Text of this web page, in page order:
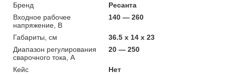
Бренд
Ресанта
Входное рабочее
напряжение, В
140 — 260
Габариты, см
36.5 х 14 х 23
Диапазон регулирования
сварочного тока, А
20 — 250
Кейс
Нет